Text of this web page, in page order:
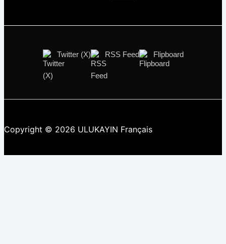
Twitter (X) RSS Feed Flipboard
Copyright © 2026 ULUKAYIN Français